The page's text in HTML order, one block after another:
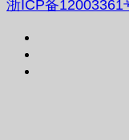
浙ICP备12003361